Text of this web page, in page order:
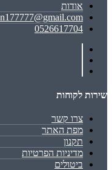
אודות
0526617704
שירות לקוחות
צרו קשר
מפת האתר
תקנון
מדיניות הפרטיות
ביטולים